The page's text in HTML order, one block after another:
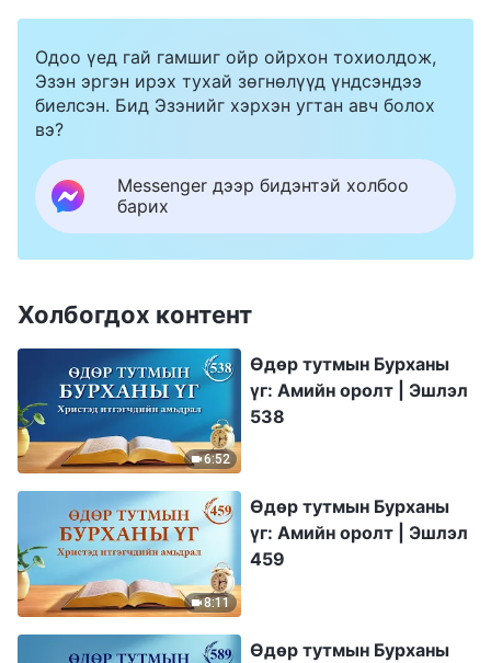
Одоо үед гай гамшиг ойр ойрхон тохиолдож,
Эзэн эргэн ирэх тухай зөгнөлүүд үндсэндээ
биелсэн. Бид Эзэнийг хэрхэн угтан авч болох
вэ?
Messenger дээр бидэнтэй холбоо
барих
Холбогдох контент
6:52
Өдөр тутмын Бурханы
үг: Амийн оролт | Эшлэл
538
8:11
Өдөр тутмын Бурханы
үг: Амийн оролт | Эшлэл
459
Өдөр тутмын Бурханы